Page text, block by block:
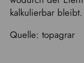
kalkulierbar bleibt.
Quelle: topagrar